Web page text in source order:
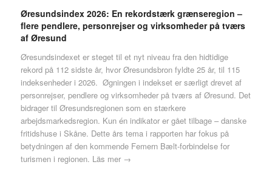
Øresundsindex 2026: En rekordstærk grænseregion –
flere pendlere, personrejser og virksomheder på tværs
af Øresund
Øresundsindexet er steget til et nyt niveau fra den hidtidige
rekord på 112 sidste år, hvor Øresundsbron fyldte 25 år, til 115
indeksenheder i 2026. Øgningen i indekset er særligt drevet af
personrejser, pendlere og virksomheder på tværs af Øresund. Det
bidrager til Øresundsregionen som en stærkere
arbejdsmarkedsregion. Kun én indikator er gået tilbage – danske
fritidshuse i Skåne. Dette års tema i rapporten har fokus på
betydningen af den kommende Femern Bælt-forbindelse for
turismen i regionen. Läs mer →